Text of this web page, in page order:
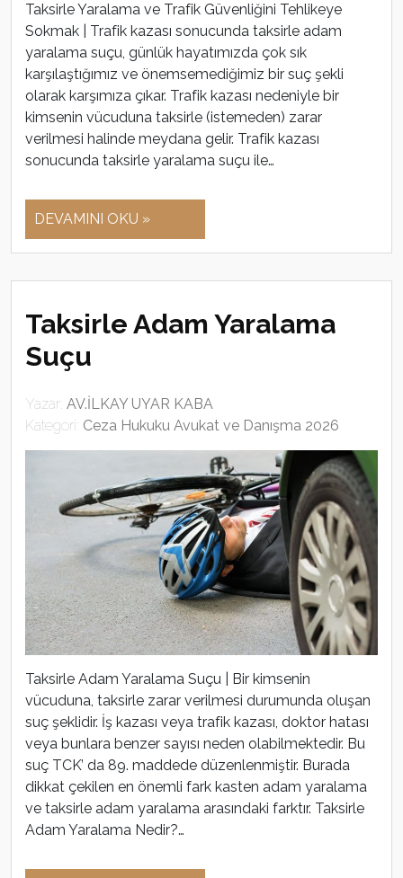
Taksirle Yaralama ve Trafik Güvenliğini Tehlikeye
Sokmak | Trafik kazası sonucunda taksirle adam
yaralama suçu, günlük hayatımızda çok sık
karşılaştığımız ve önemsemediğimiz bir suç şekli
olarak karşımıza çıkar. Trafik kazası nedeniyle bir
kimsenin vücuduna taksirle (istemeden) zarar
verilmesi halinde meydana gelir. Trafik kazası
sonucunda taksirle yaralama suçu ile…
DEVAMINI OKU »
Taksirle Adam Yaralama
Suçu
Yazar: AV.İLKAY UYAR KABA
Kategori: Ceza Hukuku Avukat ve Danışma 2026
Taksirle Adam Yaralama Suçu | Bir kimsenin
vücuduna, taksirle zarar verilmesi durumunda oluşan
suç şeklidir. İş kazası veya trafik kazası, doktor hatası
veya bunlara benzer sayısı neden olabilmektedir. Bu
suç TCK’ da 89. maddede düzenlenmiştir. Burada
dikkat çekilen en önemli fark kasten adam yaralama
ve taksirle adam yaralama arasındaki farktır. Taksirle
Adam Yaralama Nedir?…